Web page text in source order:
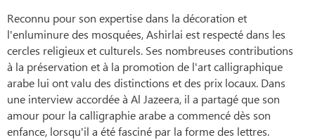
Reconnu pour son expertise dans la décoration et
l'enluminure des mosquées, Ashirlai est respecté dans les
cercles religieux et culturels. Ses nombreuses contributions
à la préservation et à la promotion de l'art calligraphique
arabe lui ont valu des distinctions et des prix locaux. Dans
une interview accordée à Al Jazeera, il a partagé que son
amour pour la calligraphie arabe a commencé dès son
enfance, lorsqu'il a été fasciné par la forme des lettres.